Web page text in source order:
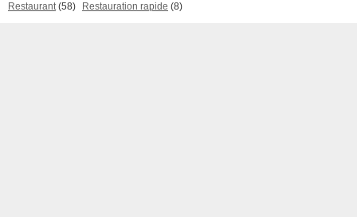
Restaurant (58) Restauration rapide (8)